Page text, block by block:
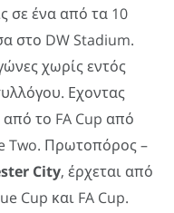
σε ένα από τα 10
στο DW Stadium.
χωρίς εντός
Εχοντας
το FA Cup από
Two. Πρωτοπόρος –
City, έρχεται από
Cup και FA Cup.